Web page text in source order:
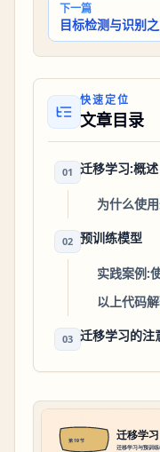
下一篇
目标检测与识别
快速定位
文章目录
01 迁移学习:概述
为什么使
02 预训练模型
实践案例:
以上代码
03 迁移学习的注